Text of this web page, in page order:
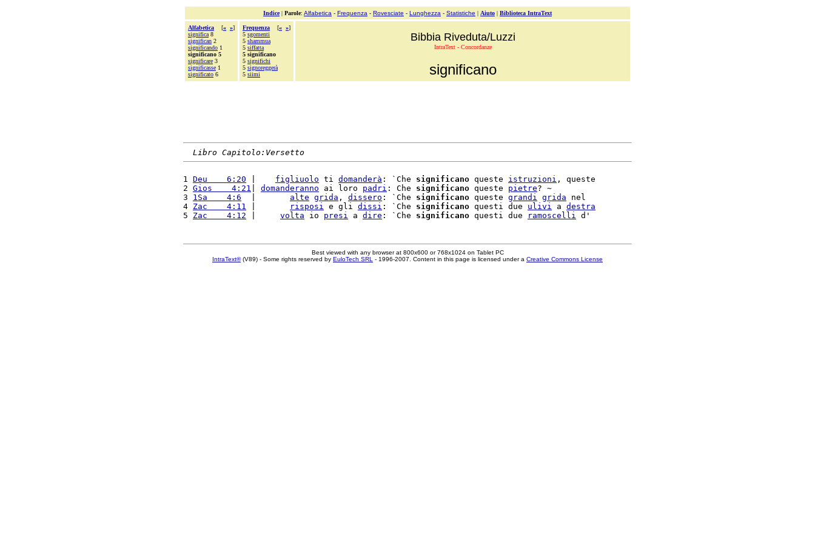
Indice| Parole: Alfabetica - Frequenza - Rovesciate - Lunghezza - Statistiche | Aiuto | Biblioteca IntraText
Alfabetica [« »]
significa 8
significan 2
significando 1
significano 5
significare 3
significasse 1
significato 6
Frequenza [« »]
5 sgomenti
5 shammua
5 siffatta
5 significano
5 significhi
5 signoreggerà
5 siimi
Bibbia Riveduta/Luzzi
IntraText - Concordanze
significano
Libro Capitolo:Versetto
1 Deu    6:20 figliuolo ti domanderà : `Che significano queste istruzioni , queste
2 Gios    4:21 domanderanno ai loro padri : Che significano queste pietre? ~
3 1Sa    4:6 alte grida , dissero : `Che significano queste grandi grida nel
4 Zac    4:11 risposi e gli dissi : `Che significano questi due ulivi a destra
5 Zac    4:12 volta io presi a dire : `Che significano questi due ramoscelli
Best viewed with any browser at 800x600 or 768x1024 on Tablet PC
IntraText®(V89) - Some rights reserved by EuloTech SRL - 1996-2007. Content in this page is licensed under a Creative Commons License